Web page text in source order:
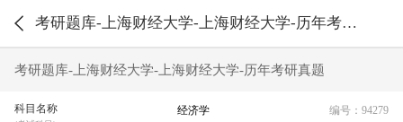
考研题库-上海财经大学-上海财经大学-历年考研真题
考研题库-上海财经大学-上海财经大学-历年考研真题
科目名称 经济学 编号：94279